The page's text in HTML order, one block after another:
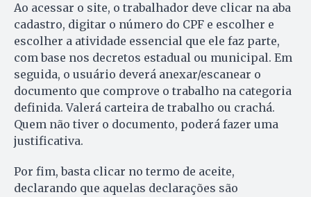
Ao acessar o site, o trabalhador deve clicar na aba
cadastro, digitar o número do CPF e escolher e
escolher a atividade essencial que ele faz parte,
com base nos decretos estadual ou municipal. Em
seguida, o usuário deverá anexar/escanear o
documento que comprove o trabalho na categoria
definida. Valerá carteira de trabalho ou crachá.
Quem não tiver o documento, poderá fazer uma
justificativa.
Por fim, basta clicar no termo de aceite,
declarando que aquelas declarações são